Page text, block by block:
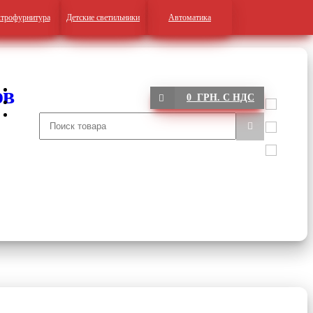
Детские светильники Автоматика
0 ГРН. С НДС